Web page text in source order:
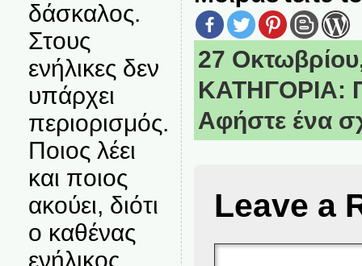
δάσκαλος.
Στους
ενήλικες δεν
υπάρχει
περιορισμός.
Ποιος λέει
και ποιος
ακούει, διότι
ο καθένας
ενήλικος
27
ΚΑΤΗΓΟΡΙΑ:
Αφήστε ένα
Leave a